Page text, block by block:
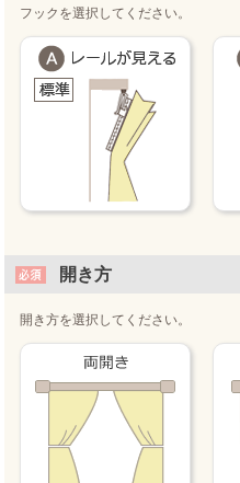
フックを選択してください。
開き方
開き方を選択してください。